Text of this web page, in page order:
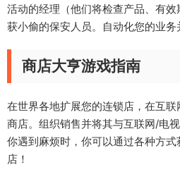
活动的经理（他们将检查产品、有
获小偷的保安人员。自动化您的业务
商店大亨游戏指南
在世界各地扩展您的连锁店，在互
商店。组织销售并将其与互联网/电
你遇到麻烦时，你可以通过各种方
店！